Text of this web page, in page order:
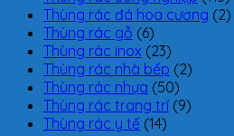
Thùng rác đá hoa cương (2)
Thùng rác gỗ (6)
Thùng rác inox (23)
Thùng rác nhà bếp (2)
Thùng rác nhựa (50)
Thùng rác trang trí (9)
Thùng rác y tế (14)